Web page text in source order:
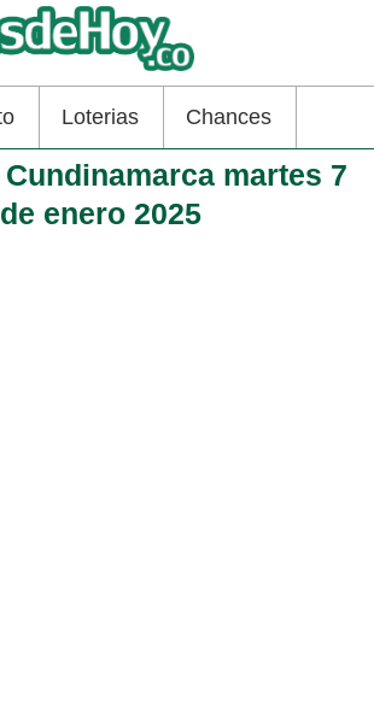
Loterias Chances
martes 7
de enero 2025